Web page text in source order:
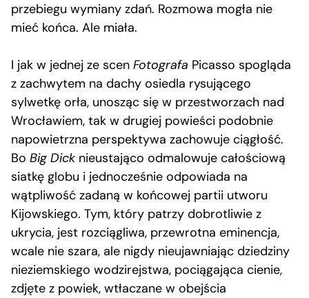
przebiegu wymiany zdań. Rozmowa mogła nie
mieć końca. Ale miała.
I jak w jednej ze scen Fotografa Picasso spogląda
z zachwytem na dachy osiedla rysującego
sylwetkę orła, unosząc się w przestworzach nad
Wrocławiem, tak w drugiej powieści podobnie
napowietrzna perspektywa zachowuje ciągłość.
Bo Big Dick nieustająco odmalowuje całościową
siatkę globu i jednocześnie odpowiada na
wątpliwość zadaną w końcowej partii utworu
Kijowskiego. Tym, który patrzy dobrotliwie z
ukrycia, jest rozciągliwa, przewrotna eminencja,
wcale nie szara, ale nigdy nieujawniając dziedziny
nieziemskiego wodzirejstwa, pociągająca cienie,
zdjęte z powiek, wtłaczane w obejścia